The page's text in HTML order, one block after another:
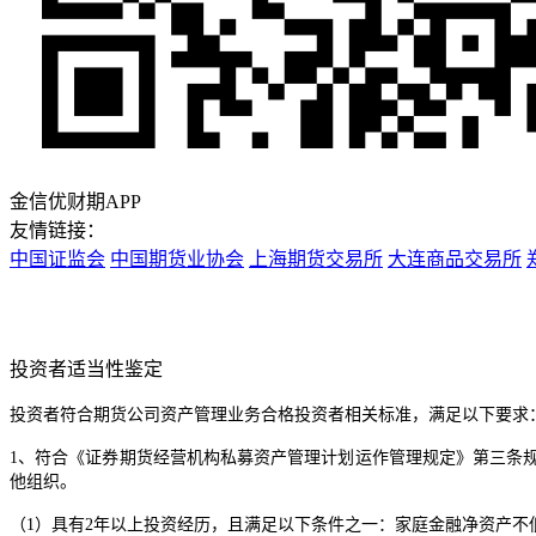
金信优财期APP
友情链接：
中国证监会 中国期货业协会 上海期货交易所 大连商品交易所
投资者适当性鉴定
投资者符合期货公司资产管理业务合格投资者相关标准，满足以下要求
1、符合《证券期货经营机构私募资产管理计划运作管理规定》第三
他组织。
（1）具有2年以上投资经历，且满足以下条件之一：家庭金融净资产